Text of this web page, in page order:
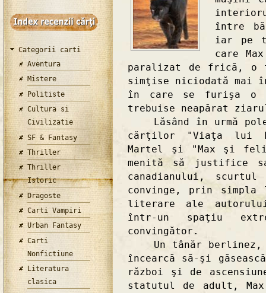
Categorii carti
Aventura
Mistere
Politiste
Cultura si
Civilizatie
SF & Fantasy
Thriller
Thriller
Istoric
Dragoste
Carti Vampiri
Urban Fantasy
Carti
Nonfictiune
Literatura
clasica
între
iar pe
care
paralizat de frică, o
simţise niciodată mai
în care se furişa o
trebuise neapărat
Lăsând în urmă
cărţilor "Viaţa lui
Martel şi "Max şi
menită să justifice
canadianului,
convinge, prin
literare ale
într-un spaţiu
convingător.
Un tânăr berlinez,
încearcă să-şi
război şi de
statutul de adult, Max